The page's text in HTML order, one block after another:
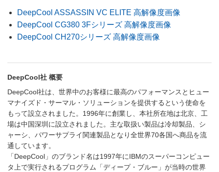
DeepCool ASSASSIN VC ELITE 高解像度画像
DeepCool CG380 3Fシリーズ 高解像度画像
DeepCool CH270シリーズ 高解像度画像
DeepCool社 概要
DeepCool社は、世界中のお客様に最高のパフォーマンスとヒュー
マナイズド・サーマル・ソリューションを提供するという使命を
もって設立されました。1996年に創業し、本社所在地は北京、工
場は中国深圳に設立されました。主な取扱い製品は冷却製品、シ
ャーシ、パワーサプライ関連製品となり全世界70各国へ商品を流
通しています。
「DeepCool」のブランド名は1997年にIBMのスーパーコンピュー
タ上で実行されるプログラム「ディープ・ブルー」が当時の世界